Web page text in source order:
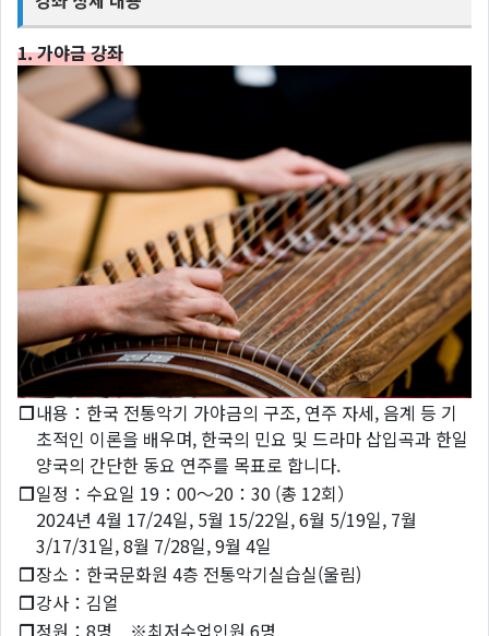
1. 가야금 강좌
❐내용：한국 전통악기 가야금의 구조, 연주 자세, 음계 등 기
초적인 이론을 배우며, 한국의 민요 및 드라마 삽입곡과 한일
양국의 간단한 동요 연주를 목표로 합니다.
❐일정：수요일 19：00～20：30 (총 12회）
2024년 4월 17/24일, 5월 15/22일, 6월 5/19일, 7월
3/17/31일, 8월 7/28일, 9월 4일
❐장소：한국문화원 4층 전통악기실습실(울림)
❐강사：김얼
❐정원：8명 ※최저수업인원 6명